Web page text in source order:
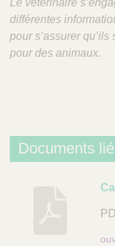
Le vétérinaire
différentes
pour s’assurer
pour des animaux.
Documents
D
s
c